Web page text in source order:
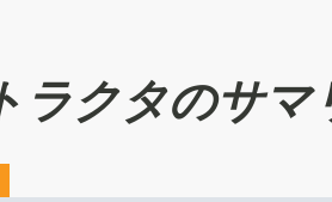
ラクタのサマ